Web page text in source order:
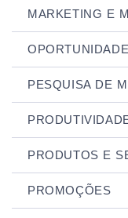
MARKETING E
PESQUISA DE
PRODUTOS E
PROMOÇÕES